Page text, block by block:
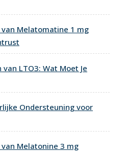
Melatomatine 1 mg
LTO3: Wat Moet Je
Ondersteuning voor
Melatonine 3 mg